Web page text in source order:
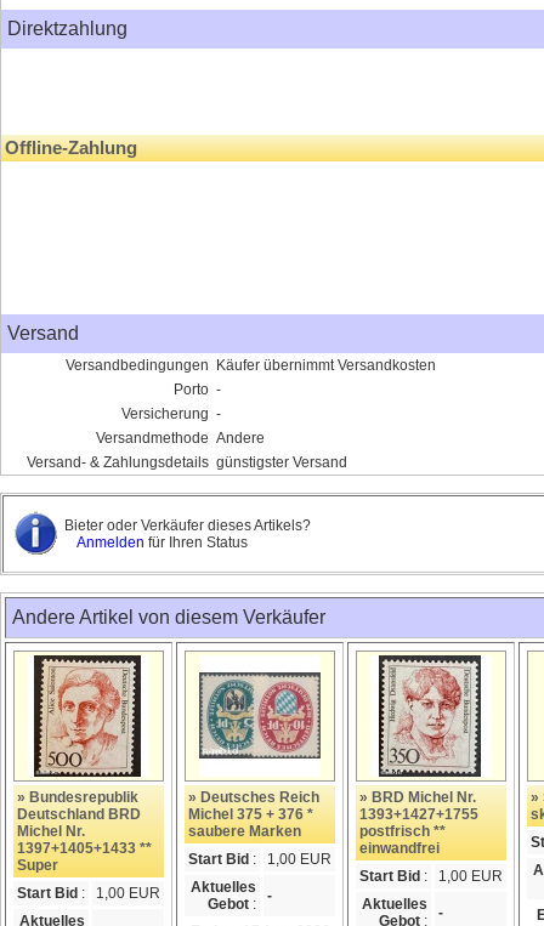
Direktzahlung
Offline-Zahlung
Versand
Versandbedingungen
Käufer übernimmt Versandkosten
Porto -
Versicherung -
Versandmethode Andere
Versand- & Zahlungsdetails günstigster Versand
Bieter oder Verkäufer dieses Artikels?
Anmelden für Ihren Status
Andere Artikel von diesem Verkäufer
» Bundesrepublik
Deutschland BRD
Michel Nr.
1397+1405+1433 **
Super
Start Bid :
1,00 EUR
Aktuelles
» Deutsches Reich
Michel 375 + 376 *
saubere Marken
Start Bid :
1,00 EUR
Aktuelles
Gebot : -
» BRD Michel Nr.
1393+1427+1755
postfrisch **
einwandfrei
Start Bid :
1,00 EUR
Aktuelles
Gebot : -
»